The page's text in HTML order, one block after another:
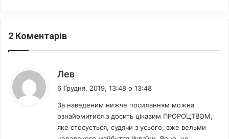
р
е
2 Коментарів
Лев
6 Грудня, 2019, 13:48 о 13:48
За наведеним нижче посиланням можна
ознайомитися з досить цікавим ПРОРОЦТВОМ,
яке стосується, судячи з усього, вже вельми